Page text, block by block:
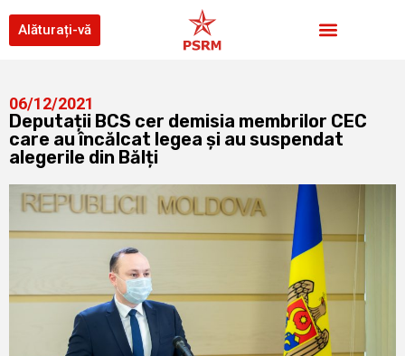
Alăturați-vă
06/12/2021
Deputații BCS cer demisia membrilor CEC
care au încălcat legea și au suspendat
alegerile din Bălți